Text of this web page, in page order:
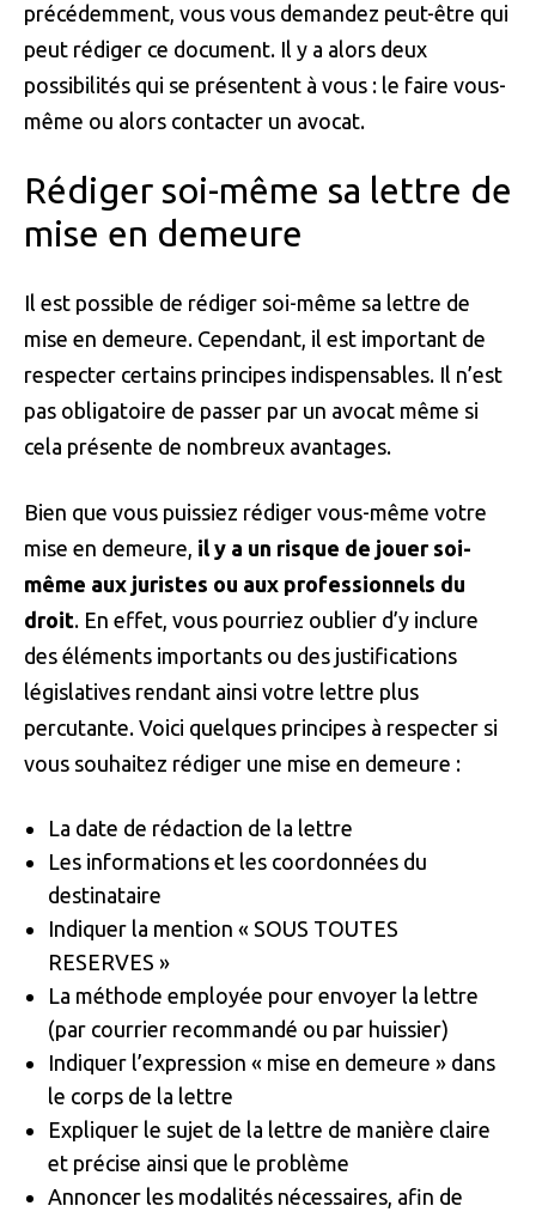
précédemment, vous vous demandez peut-être qui
peut rédiger ce document. Il y a alors deux
possibilités qui se présentent à vous : le faire vous-
même ou alors contacter un avocat.
Rédiger soi-même sa lettre de
mise en demeure
Il est possible de rédiger soi-même sa lettre de
mise en demeure. Cependant, il est important de
respecter certains principes indispensables. Il n’est
pas obligatoire de passer par un avocat même si
cela présente de nombreux avantages.
Bien que vous puissiez rédiger vous-même votre
mise en demeure, il y a un risque de jouer soi-
même aux juristes ou aux professionnels du
droit. En effet, vous pourriez oublier d’y inclure
des éléments importants ou des justifications
législatives rendant ainsi votre lettre plus
percutante. Voici quelques principes à respecter si
vous souhaitez rédiger une mise en demeure :
La date de rédaction de la lettre
Les informations et les coordonnées du
destinataire
Indiquer la mention « SOUS TOUTES
RESERVES »
La méthode employée pour envoyer la lettre
(par courrier recommandé ou par huissier)
Indiquer l’expression « mise en demeure » dans
le corps de la lettre
Expliquer le sujet de la lettre de manière claire
et précise ainsi que le problème
Annoncer les modalités nécessaires, afin de